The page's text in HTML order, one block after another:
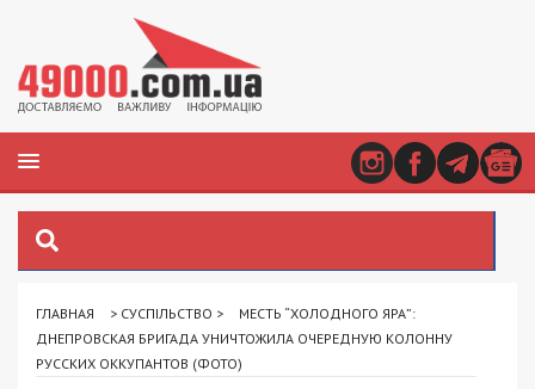
ГЛАВНАЯ > СУСПІЛЬСТВО >
МЕСТЬ “ХОЛОДНОГО ЯРА”:
ДНЕПРОВСКАЯ БРИГАДА УНИЧТОЖИЛА ОЧЕРЕДНУЮ КОЛОННУ
РУССКИХ ОККУПАНТОВ (ФОТО)